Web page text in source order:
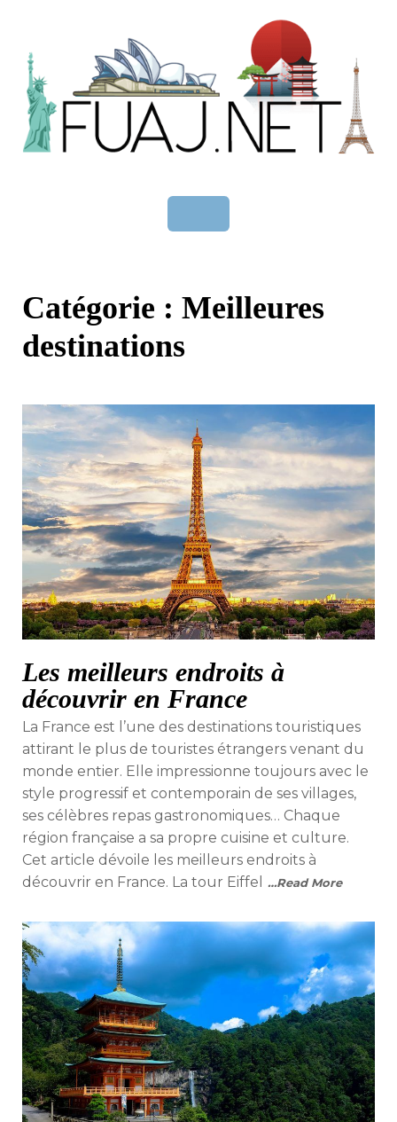
content
Catégorie : Meilleures
destinations
Les meilleurs endroits à
découvrir en France
La France est l’une des destinations touristiques
attirant le plus de touristes étrangers venant du
monde entier. Elle impressionne toujours avec le
style progressif et contemporain de ses villages,
ses célèbres repas gastronomiques… Chaque
région française a sa propre cuisine et culture.
Cet article dévoile les meilleurs endroits à
découvrir en France. La tour Eiffel
…Read More